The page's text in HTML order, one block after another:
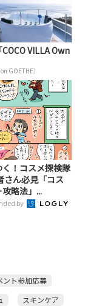
VILLA Own
GOETHE）
く！コスメ探検隊
さん必見「コス
略法」...
by
ント参加応募
スキンケア